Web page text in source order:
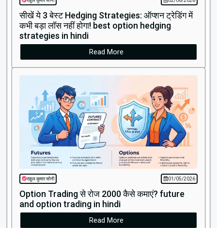
सीखें ये 3 बेस्ट Hedging Strategies: ऑप्शन ट्रेडिंग में
कभी बड़ा लॉस नहीं होगा! best option hedging
strategies in hindi
Read More
राहुल कुमार सोनी 01/05/2026
Option Trading से रोज ₹2000 कैसे कमाएं? future
and option trading in hindi
Read More